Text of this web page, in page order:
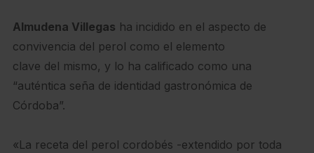
Almudena Villegas ha incidido en el aspecto de
convivencia del perol como el elemento
clave del mismo, y lo ha calificado como una
“auténtica seña de identidad gastronómica de
Córdoba”.
«La receta del perol cordobés -extendido por toda